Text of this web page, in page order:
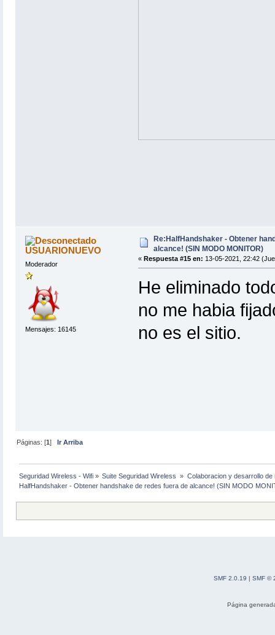
USUARIONUEVO
Moderador
Mensajes: 16145
Re:HalfHandshaker - Obtener
alcance! (SIN MODO MONITOR)
« Respuesta #15 en: 13-05-2021, 22:42
He eliminado
no me habia
no es el sitio.
Páginas: [1]Ir Arriba
Seguridad Wireless - Wifi » Suite Seguridad Wireless » Colaboracion y desarrollo de
HalfHandshaker - Obtener handshake de redes fuera de alcance! (SIN MODO
SMF 2.0.19 | SMF ©
Página